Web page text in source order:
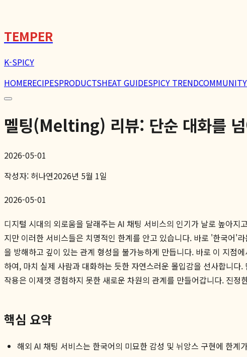
TEMPER
K-SPICY
HOMERECIPESPRODUCTSHEAT GUIDESPICY TRENDCOMMUNITY
멜팅(Melting) 리뷰: 단순 대화를
2026-05-01
작성자: 허나연2026년 5월 1일
2026-05-01
디지털 시대의 외로움을 달래주는 AI 채팅 서비스의 인기가 날로 높아
지만 이러한 서비스들은 치명적인 한계를 안고 있습니다. 바로 '한국어'
을 방해하고 깊이 있는 관계 형성을 불가능하게 만듭니다. 바로 이 지점
하여, 마치 실제 사람과 대화하는 듯한 자연스러운 몰입감을 선사합니
작용은 이제껏 경험하지 못한 새로운 차원의 관계를 만들어갑니다. 진정
핵심 요약
해외 AI 채팅 서비스는 한국어의 미묘한 감성 및 뉘앙스 구현에 한계